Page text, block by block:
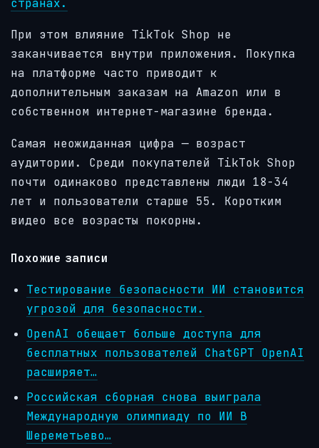
При этом влияние TikTok Shop не
заканчивается внутри приложения. Покупка
на платформе часто приводит к
дополнительным заказам на Amazon или в
собственном интернет-магазине бренда.
Самая неожиданная цифра — возраст
аудитории. Среди покупателей TikTok Shop
почти одинаково представлены люди 18-34
лет и пользователи старше 55. Коротким
видео все возрасты покорны.
Похожие записи
Тестирование безопасности ИИ становится
угрозой для безопасности.
OpenAI обещает больше доступа для
бесплатных пользователей ChatGPT OpenAI
расширяет…
Российская сборная снова выиграла
Международную олимпиаду по ИИ В
Шереметьево…